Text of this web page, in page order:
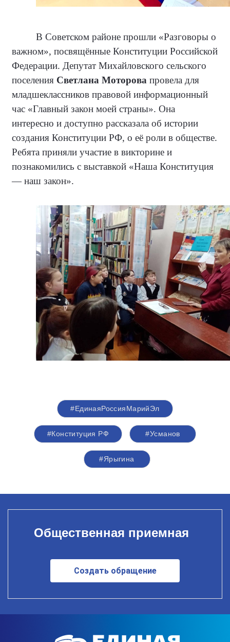
В Советском районе прошли «Разговоры о
важном», посвящённые Конституции Российской
Федерации. Депутат Михайловского сельского
поселения Светлана Моторова провела для
младшеклассников правовой информационный
час «Главный закон моей страны». Она
интересно и доступно рассказала об истории
создания Конституции РФ, о её роли в обществе.
Ребята приняли участие в викторине и
познакомились с выставкой «Наша Конституция
— наш закон».
#ЕдинаяРоссияМарийЭл
#Конституция РФ #Усманов
#Ярыгина
Общественная приемная
Создать обращение